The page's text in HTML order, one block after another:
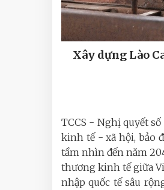
Xây dựng Lào
TCCS - Nghị quyết
kinh tế - xã hội, bảo
tầm nhìn đến năm
thương kinh tế giữa
nhập quốc tế sâu